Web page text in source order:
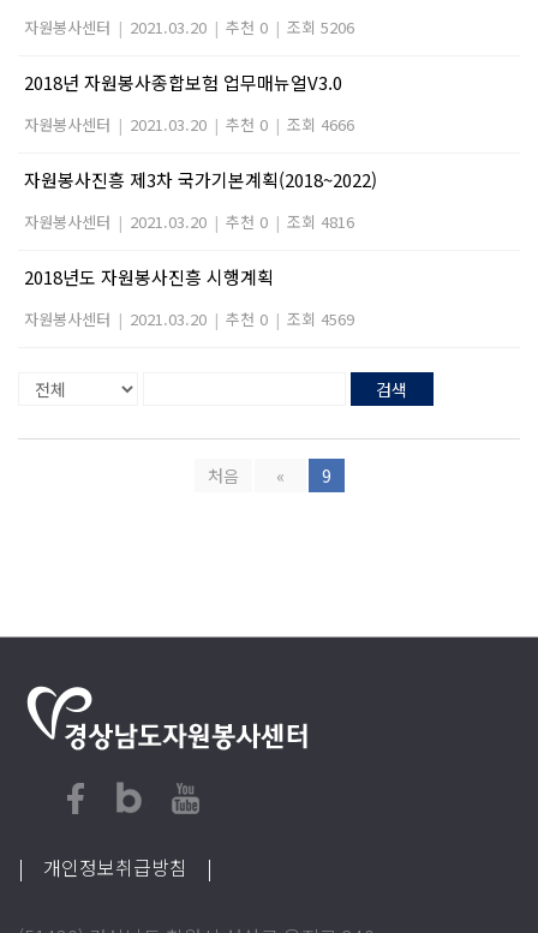
자원봉사센터 | 2021.03.20 | 추천 0 | 조회 5206
2018년 자원봉사종합보험 업무매뉴얼V3.0
자원봉사센터 | 2021.03.20 | 추천 0 | 조회 4666
자원봉사진흥 제3차 국가기본계획(2018~2022)
자원봉사센터 | 2021.03.20 | 추천 0 | 조회 4816
2018년도 자원봉사진흥 시행계획
자원봉사센터 | 2021.03.20 | 추천 0 | 조회 4569
검색
처음 « 9
| 개인정보취급방침 |